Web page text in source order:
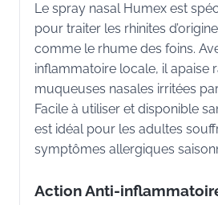
Le spray nasal Humex est
pour traiter les rhinites
comme le rhume des foins.
inflammatoire locale, il apaise
muqueuses nasales irritées
Facile à utiliser et disponible
est idéal pour les adultes
symptômes allergiques
Action Anti-